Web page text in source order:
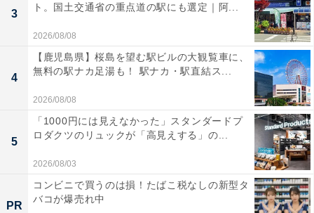
3
ト。国土交通省の重点道の駅にも選定｜阿...
2026/08/08
4
【鹿児島県】桜島を望む駅ビルの大観覧車に、
無料の駅ナカ足湯も！ 駅ナカ・駅直結ス...
2026/08/08
5
「1000円には見えなかった」スタンダードプ
ロダクツのリュックが「高見えする」の...
2026/08/03
PR
コンビニで買うのは損！たばこ税なしの新型タ
バコが爆売れ中